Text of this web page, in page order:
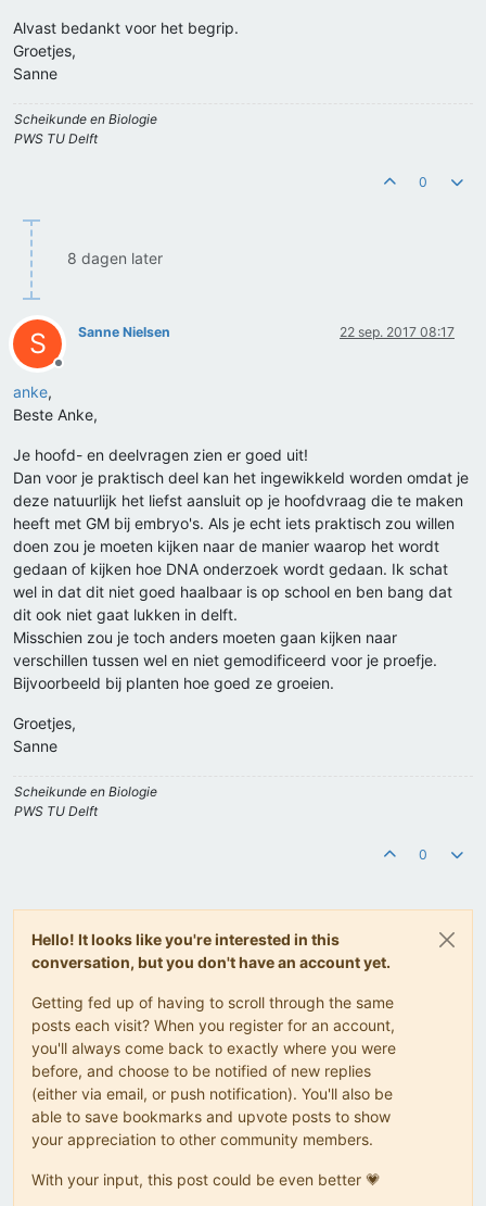
Alvast bedankt voor het begrip.
Groetjes,
Sanne
Scheikunde en Biologie
PWS TU Delft
0
8 dagen later
S
Offline
Sanne Nielsen 22 sep. 2017 08:17
anke,
Beste Anke,
Je hoofd- en deelvragen zien er goed uit!
Dan voor je praktisch deel kan het ingewikkeld worden omdat je
deze natuurlijk het liefst aansluit op je hoofdvraag die te maken
heeft met GM bij embryo's. Als je echt iets praktisch zou willen
doen zou je moeten kijken naar de manier waarop het wordt
gedaan of kijken hoe DNA onderzoek wordt gedaan. Ik schat
wel in dat dit niet goed haalbaar is op school en ben bang dat
dit ook niet gaat lukken in delft.
Misschien zou je toch anders moeten gaan kijken naar
verschillen tussen wel en niet gemodificeerd voor je proefje.
Bijvoorbeeld bij planten hoe goed ze groeien.
Groetjes,
Sanne
Scheikunde en Biologie
PWS TU Delft
0
Hello! It looks like you're interested in this
conversation, but you don't have an account yet.
Getting fed up of having to scroll through the same
posts each visit? When you register for an account,
you'll always come back to exactly where you were
before, and choose to be notified of new replies
(either via email, or push notification). You'll also be
able to save bookmarks and upvote posts to show
your appreciation to other community members.
With your input, this post could be even better 💗